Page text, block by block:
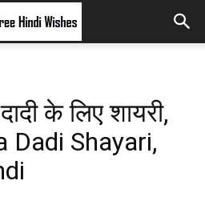
के लिए शायरी,
Dadi Shayari,